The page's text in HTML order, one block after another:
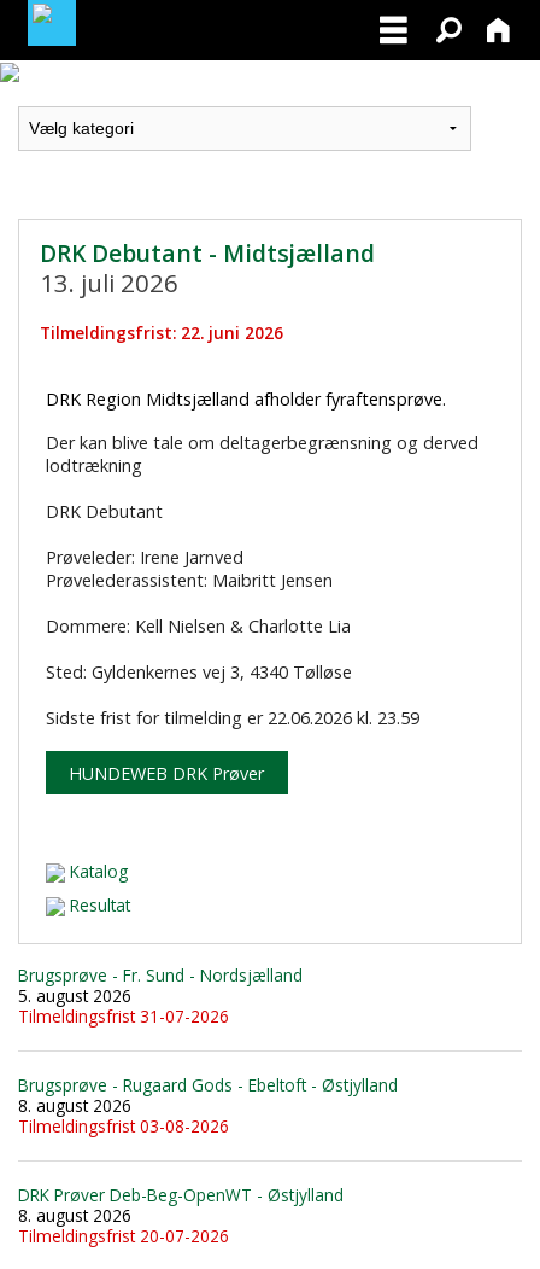
LOGIN / PROFIL
DRK Debutant - Midtsjælland
13. juli 2026
Tilmeldingsfrist: 22. juni 2026
DRK Region Midtsjælland afholder fyraftensprøve.
Der kan blive tale om deltagerbegrænsning og derved
lodtrækning
DRK Debutant
Prøveleder: Irene Jarnved
Prøvelederassistent: Maibritt Jensen
Dommere: Kell Nielsen & Charlotte Lia
Sted: Gyldenkernes vej 3, 4340 Tølløse
Sidste frist for tilmelding er 22.06.2026 kl. 23.59
HUNDEWEB DRK Prøver
Katalog
Resultat
Brugsprøve - Fr. Sund - Nordsjælland
5. august 2026
Tilmeldingsfrist 31-07-2026
Brugsprøve - Rugaard Gods - Ebeltoft - Østjylland
8. august 2026
Tilmeldingsfrist 03-08-2026
DRK Prøver Deb-Beg-OpenWT - Østjylland
8. august 2026
Tilmeldingsfrist 20-07-2026